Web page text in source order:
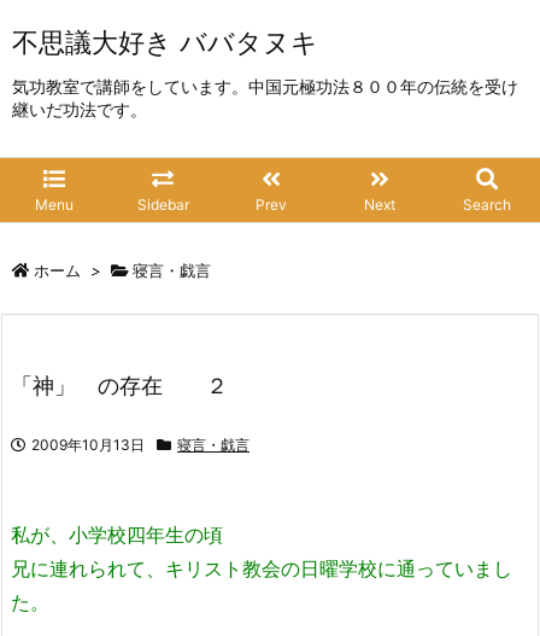
不思議大好き ババタヌキ
気功教室で講師をしています。中国元極功法８００年の伝統を受け
継いだ功法です。
Menu Sidebar Prev Next Search
ホーム > 寝言・戯言
「神」 の存在 ２
2009年10月13日 寝言・戯言
私が、小学校四年生の頃
兄に連れられて、キリスト教会の日曜学校に通っていまし
た。